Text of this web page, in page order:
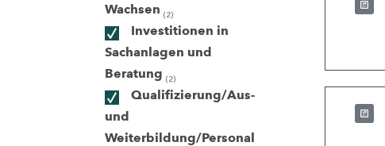
Wachsen (2)
Investitionen in
Sachanlagen und
Beratung (2)
Qualifizierung/Aus-
und
Weiterbildung/Personal